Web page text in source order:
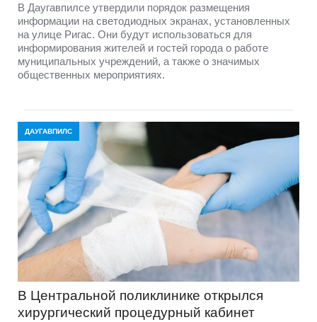
В Даугавпилсе утвердили порядок размещения
информации на светодиодных экранах, установленных
на улице Ригас. Они будут использоваться для
информирования жителей и гостей города о работе
муниципальных учреждений, а также о значимых
общественных мероприятиях.
ДАУГАВПИЛС
В Центральной поликлинике открылся
хирургический процедурный кабинет